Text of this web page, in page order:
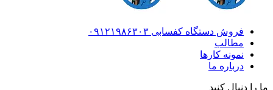
فروش دستگاه کفسابی ۰۹۱۲۱۹۸۶۳۰۳
مطالب
نمونه کارها
درباره ما
ما را دنبال کنید